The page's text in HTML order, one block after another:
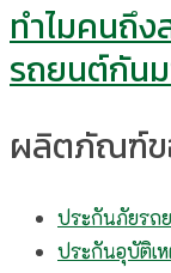
ทำไมคนถึง
รถยนต์กัน
ผลิตภัณฑ์ข
ประกันภัยรถ
ประกันอุบัติเ